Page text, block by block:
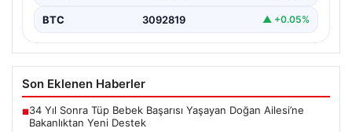
BTC 3092819 ▲ +0.05%
Son Eklenen Haberler
■34 Yıl Sonra Tüp Bebek Başarısı Yaşayan Doğan Ailesi’ne
Bakanlıktan Yeni Destek